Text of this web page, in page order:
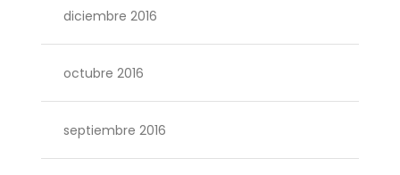
diciembre 2016
octubre 2016
septiembre 2016